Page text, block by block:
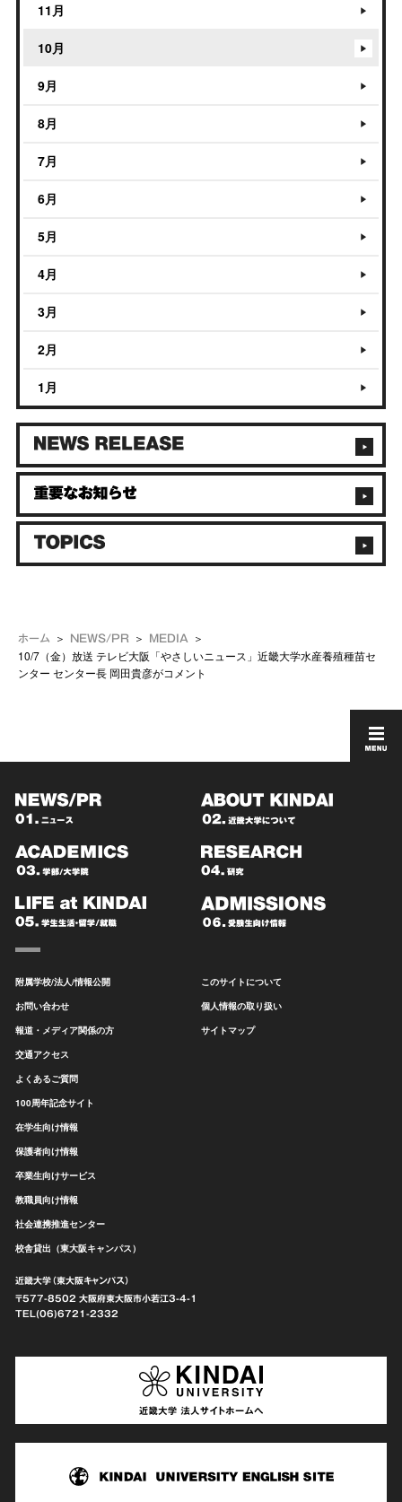
ホーム NEWS/PR MEDIA
10/7（金）放送 テレビ大阪「やさしいニュース」近畿大学水産養殖種苗セ
ンター センター長 岡田貴彦がコメント
11月
10月
9月
8月
7月
6月
5月
4月
3月
2月
1月
附属学校/法人/情報公開
お問い合わせ
報道・メディア関係の方
交通アクセス
よくあるご質問
100周年記念サイト
在学生向け情報
保護者向け情報
卒業生向けサービス
教職員向け情報
社会連携推進センター
校舎貸出（東大阪キャンパス）
このサイトについて
個人情報の取り扱い
サイトマップ
近畿大学（東大阪キャンパス）
〒577-8502 大阪府東大阪市小若江3-4-1
TEL(06)6721-2332